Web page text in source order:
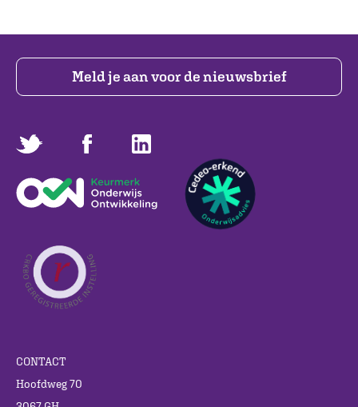
Meld je aan voor de nieuwsbrief
CONTACT
Hoofdweg 70